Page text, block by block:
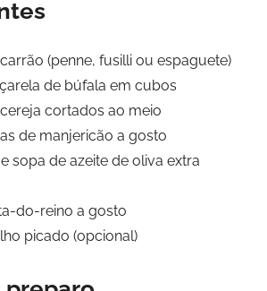
(penne, fusilli ou espaguete)
de búfala em cubos
cortados ao meio
de manjericão a gosto
sopa de azeite de oliva extra
do-reino a gosto
picado (opcional)